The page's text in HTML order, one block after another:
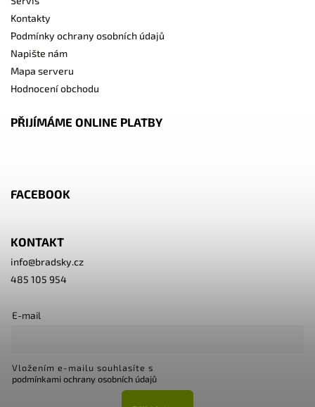
Kontakty
Podmínky ochrany osobních údajů
Napište nám
Mapa serveru
Hodnocení obchodu
PŘIJÍMÁME ONLINE PLATBY
FACEBOOK
KONTAKT
info@bradsky.cz
485 105 954
E-mail
Vložením e-mailu souhlasíte s
podmínkami ochrany osobních údajů